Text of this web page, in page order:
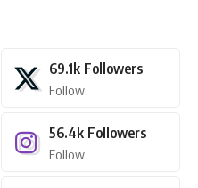
69.1k Followers
Follow
56.4k Followers
Follow